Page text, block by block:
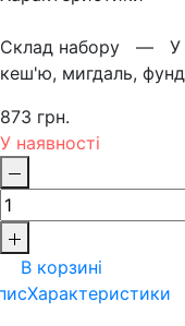
Склад набору — У
кеш'ю, мигдаль,
873 грн.
У наявності
В корзині
Характеристики